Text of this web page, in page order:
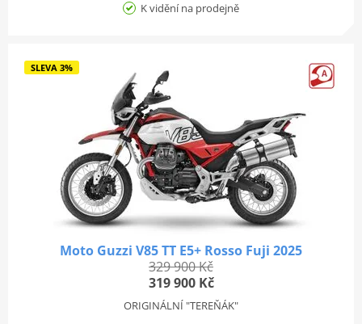
K vidění na prodejně
SLEVA 3%
Moto Guzzi V85 TT E5+ Rosso Fuji 2025
329 900 Kč
319 900 Kč
ORIGINÁLNÍ "TEREŇÁK"